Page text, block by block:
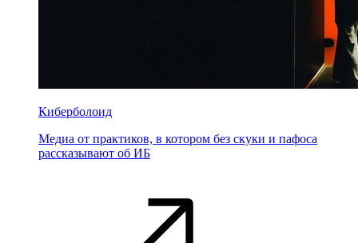
Киберболоид
Медиа от практиков, в котором без скуки и пафоса
рассказывают об ИБ